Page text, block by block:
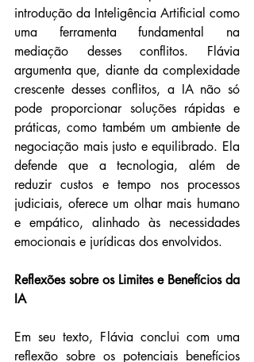
introdução da Inteligência Artificial como
uma ferramenta fundamental na
mediação desses conflitos. Flávia
argumenta que, diante da complexidade
crescente desses conflitos, a IA não só
pode proporcionar soluções rápidas e
práticas, como também um ambiente de
negociação mais justo e equilibrado. Ela
defende que a tecnologia, além de
reduzir custos e tempo nos processos
judiciais, oferece um olhar mais humano
e empático, alinhado às necessidades
emocionais e jurídicas dos envolvidos.
Reflexões sobre os Limites e Benefícios da
IA
Em seu texto, Flávia conclui com uma
reflexão sobre os potenciais benefícios